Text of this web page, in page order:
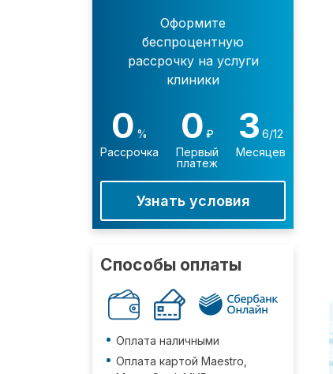
Оформите
беспроцентную
рассрочку на услуги
клиники
0 %
Рассрочка
0 ₽
Первый
платеж
3 6/12
Месяцев
Узнать условия
Способы оплаты
Оплата наличными
Оплата картой Maestro,